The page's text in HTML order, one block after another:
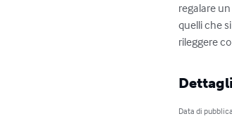
regalare
quelli che
rileggere
Dettagli
Data di